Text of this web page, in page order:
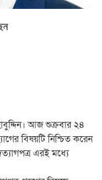
আজ শুক্রবার ২৪
বিষয়টি নিশ্চিত করেন
এরই মধ্যে